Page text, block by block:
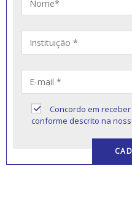
Concordo em receber
conforme descrito na